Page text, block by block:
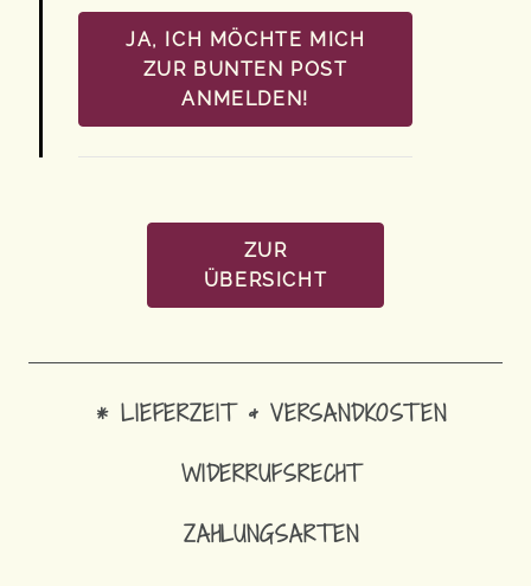
JA, ICH MÖCHTE MICH
ZUR BUNTEN POST
ANMELDEN!
ZUR
ÜBERSICHT
* LIEFERZEIT & VERSANDKOSTEN
WIDERRUFSRECHT
ZAHLUNGSARTEN